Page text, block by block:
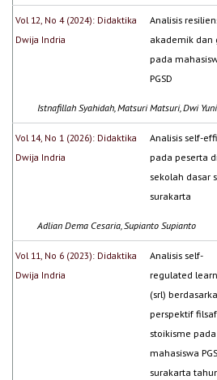
Vol 12, No 4 (2024): Didaktika
Dwija Indria
Analisis
akademik dan
pada
PGSD
Istnafillah Syahidah, Matsuri Matsuri, Dwi
Vol 14, No 1 (2026): Didaktika
Dwija Indria
Analisis self-
pada peserta
sekolah dasar
surakarta
Adlian Dema Cesaria, Supianto Supianto
Vol 11, No 6 (2023): Didaktika
Dwija Indria
Analisis self-
regulated
(srl)
perspektif
stoikisme pada
mahasiswa
surakarta